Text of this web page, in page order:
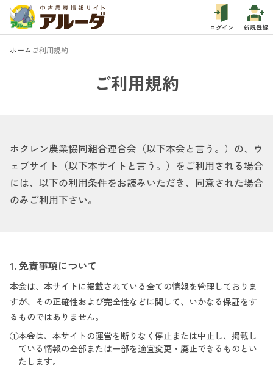
ログイン 新規登録
ホームご利用規約
ご利用規約
ホクレン農業協同組合連合会（以下本会と言う。）の、ウ
ェブサイト（以下本サイトと言う。）をご利用される場合
には、以下の利用条件をお読みいただき、同意された場合
のみご利用下さい。
1. 免責事項について
本会は、本サイトに掲載されている全ての情報を管理しておりま
すが、その正確性および完全性などに関して、いかなる保証をす
るものではありません。
①本会は、本サイトの運営を断りなく停止または中止し、掲載し
ている情報の全部または一部を適宜変更・廃止できるものとい
たします。